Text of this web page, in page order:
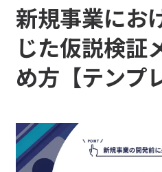
新規事業にお
じた仮説検証
め方【テンプ